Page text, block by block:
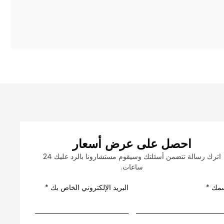
احصل على عرض أسعار
اترك رسالة تتضمن أسئلتك وسيقوم مستشارونا بالرد عليك 24
ساعات.
* البريد الإلكتروني الخاص بك *